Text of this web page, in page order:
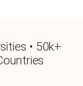
• 50k+